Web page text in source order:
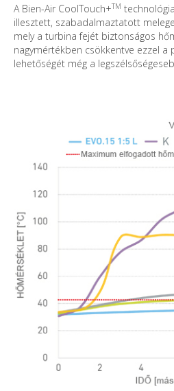
A Bien-Air CoolTouch+TM
illesztett, szabadalmaztatott
mely a turbina fejét biztonságos
nagymértékben csökkentve ezzel a
lehetőségét még a